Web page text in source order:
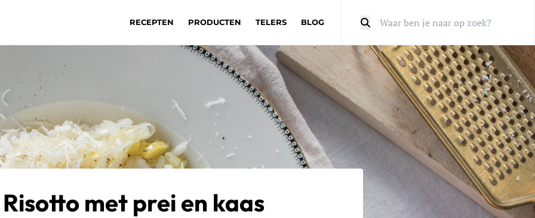
RECEPTEN PRODUCTEN TELERS BLOG
Risotto met prei en kaas